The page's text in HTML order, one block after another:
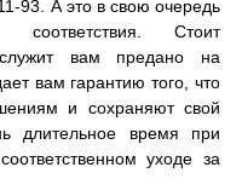
93. А это в свою очередь
соответствия. Стоит
вам предано на
вам гарантию того, что
и сохраняют свой
длительное время при
уходе за